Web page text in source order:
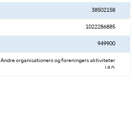
38502158
1022286885
949900
Andre organisationers og foreningers aktiviteter
i.a.n.